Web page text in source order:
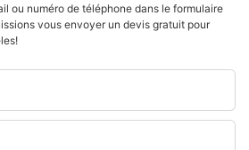
ou numéro de téléphone dans le formulaire
vous envoyer un devis gratuit pour